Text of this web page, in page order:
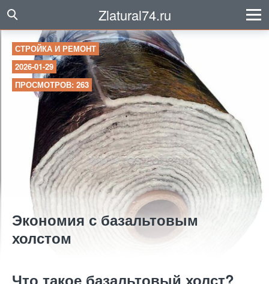
Zlatural74.ru
СТРОЙКА И РЕМОНТ
2026-01-29
ПРОСМОТРОВ: 263
Экономия с базальтовым
холстом
Что такое базальтовый холст?